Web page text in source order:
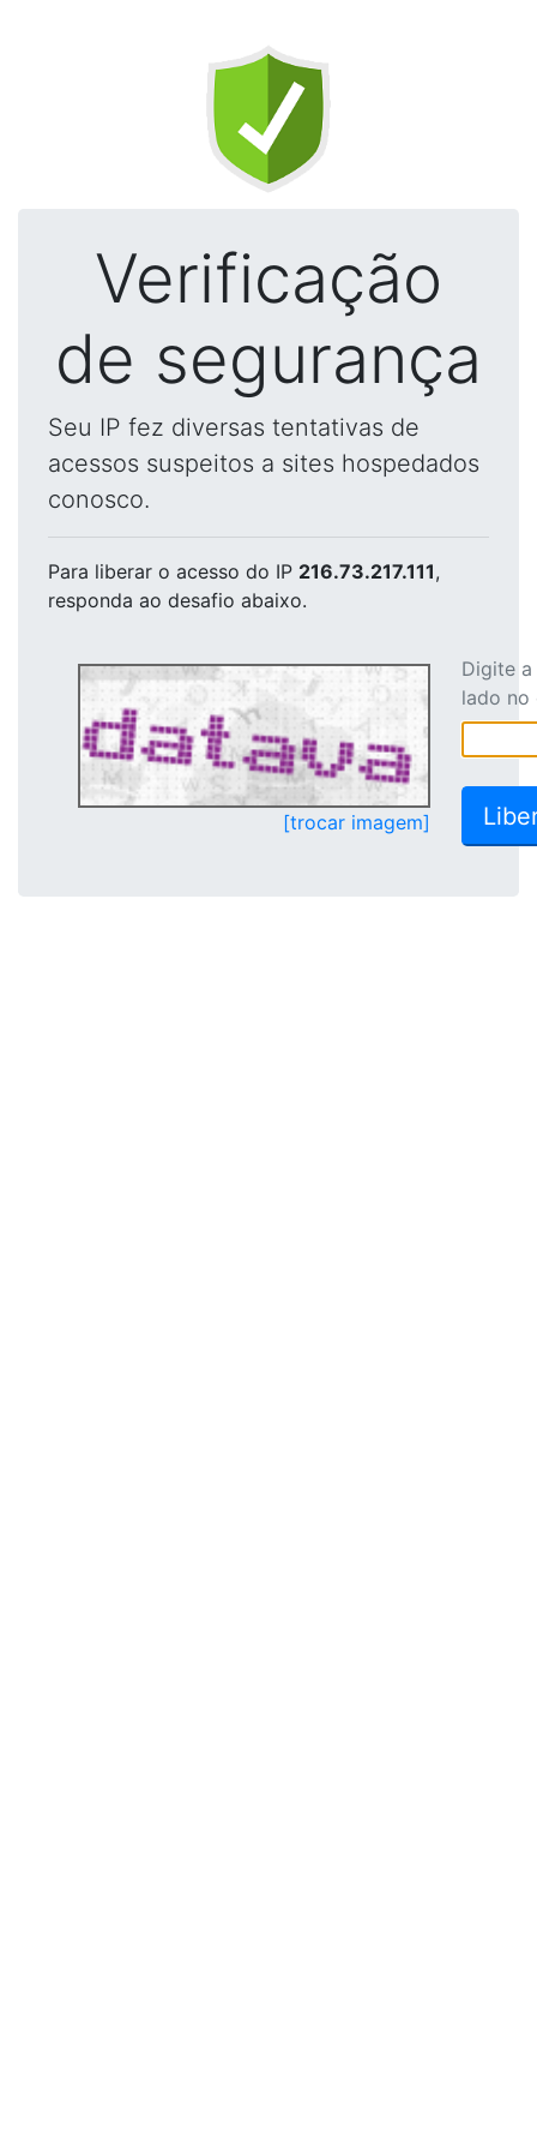
Verificação
de segurança
Seu IP fez diversas tentativas de
acessos suspeitos a sites hospedados
conosco.
Para liberar o acesso do IP 216.73.217.111,
responda ao desafio abaixo.
[trocar imagem]
Digite
lado no